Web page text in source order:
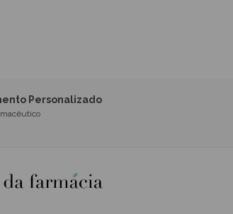
Personalizado